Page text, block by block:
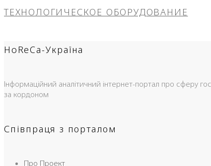
ТЕХНОЛОГИЧЕСКОЕ ОБОРУДОВАНИЕ
HoReCa-Україна
Інформаційний аналітичний інтернет-портал про сферу
за кордоном
Співпраця з порталом
Про Проект